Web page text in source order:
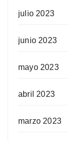
julio 2023
junio 2023
mayo 2023
abril 2023
marzo 2023